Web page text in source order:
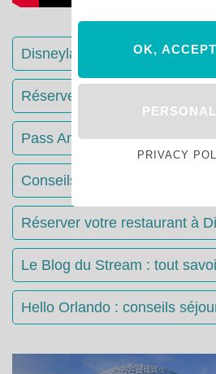
Disneyland Paris : Le guide
Réserver votre séjour :
Pass Annuels Disney :
Conseils & Astuces
Réserver votre restaurant à
Le Blog du Stream : tout
Hello Orlando : conseils
OK,
PRIVACY